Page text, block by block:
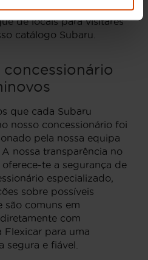
10, dispondo
de locais para visitares
catálogo Subaru.
concessionário
que cada Subaru
nosso concessionário foi
pela nossa equipa
nossa transparência no
te a segurança de
especializado,
sobre possíveis
são comuns em
com
Flexicar para uma
segura e fiável.